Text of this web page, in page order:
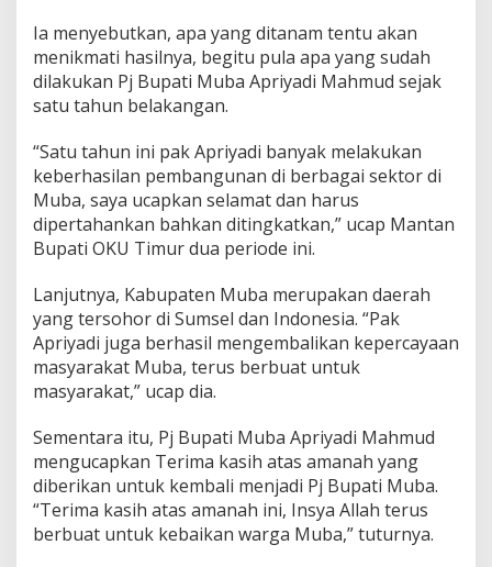
Ia menyebutkan, apa yang ditanam tentu akan
menikmati hasilnya, begitu pula apa yang sudah
dilakukan Pj Bupati Muba Apriyadi Mahmud sejak
satu tahun belakangan.
“Satu tahun ini pak Apriyadi banyak melakukan
keberhasilan pembangunan di berbagai sektor di
Muba, saya ucapkan selamat dan harus
dipertahankan bahkan ditingkatkan,” ucap Mantan
Bupati OKU Timur dua periode ini.
Lanjutnya, Kabupaten Muba merupakan daerah
yang tersohor di Sumsel dan Indonesia. “Pak
Apriyadi juga berhasil mengembalikan kepercayaan
masyarakat Muba, terus berbuat untuk
masyarakat,” ucap dia.
Sementara itu, Pj Bupati Muba Apriyadi Mahmud
mengucapkan Terima kasih atas amanah yang
diberikan untuk kembali menjadi Pj Bupati Muba.
“Terima kasih atas amanah ini, Insya Allah terus
berbuat untuk kebaikan warga Muba,” tuturnya.